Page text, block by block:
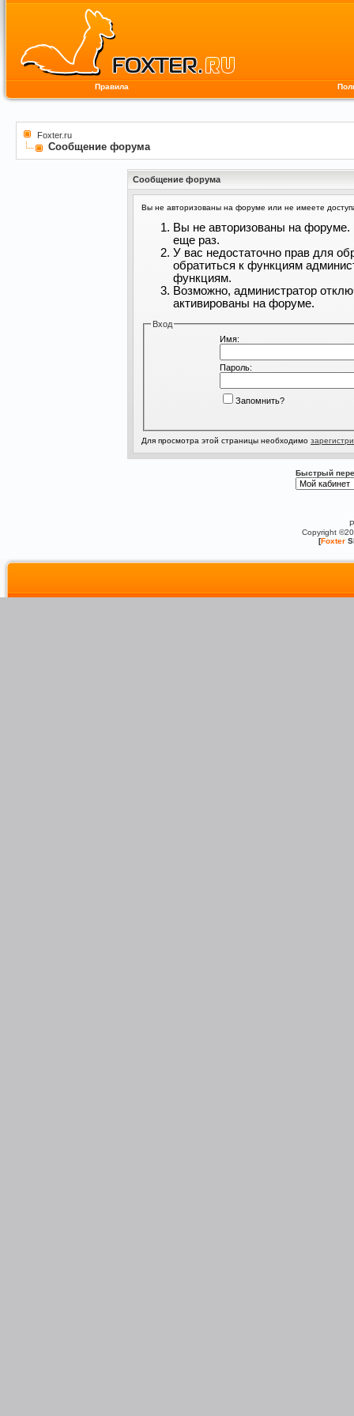
Правила
Foxter.ru
Сообщение форума
Сообщение форума
Вы не авторизованы на форуме или не имеете
Вы не авторизованы на форуме.
еще раз.
У вас недостаточно прав для
обратиться к функциям
функциям.
Возможно, администратор
активированы на форуме.
Вход
Имя:
Пароль:
Запомнить?
Для просмотра этой страницы необходимо
Быстрый
Copyright
[Foxter